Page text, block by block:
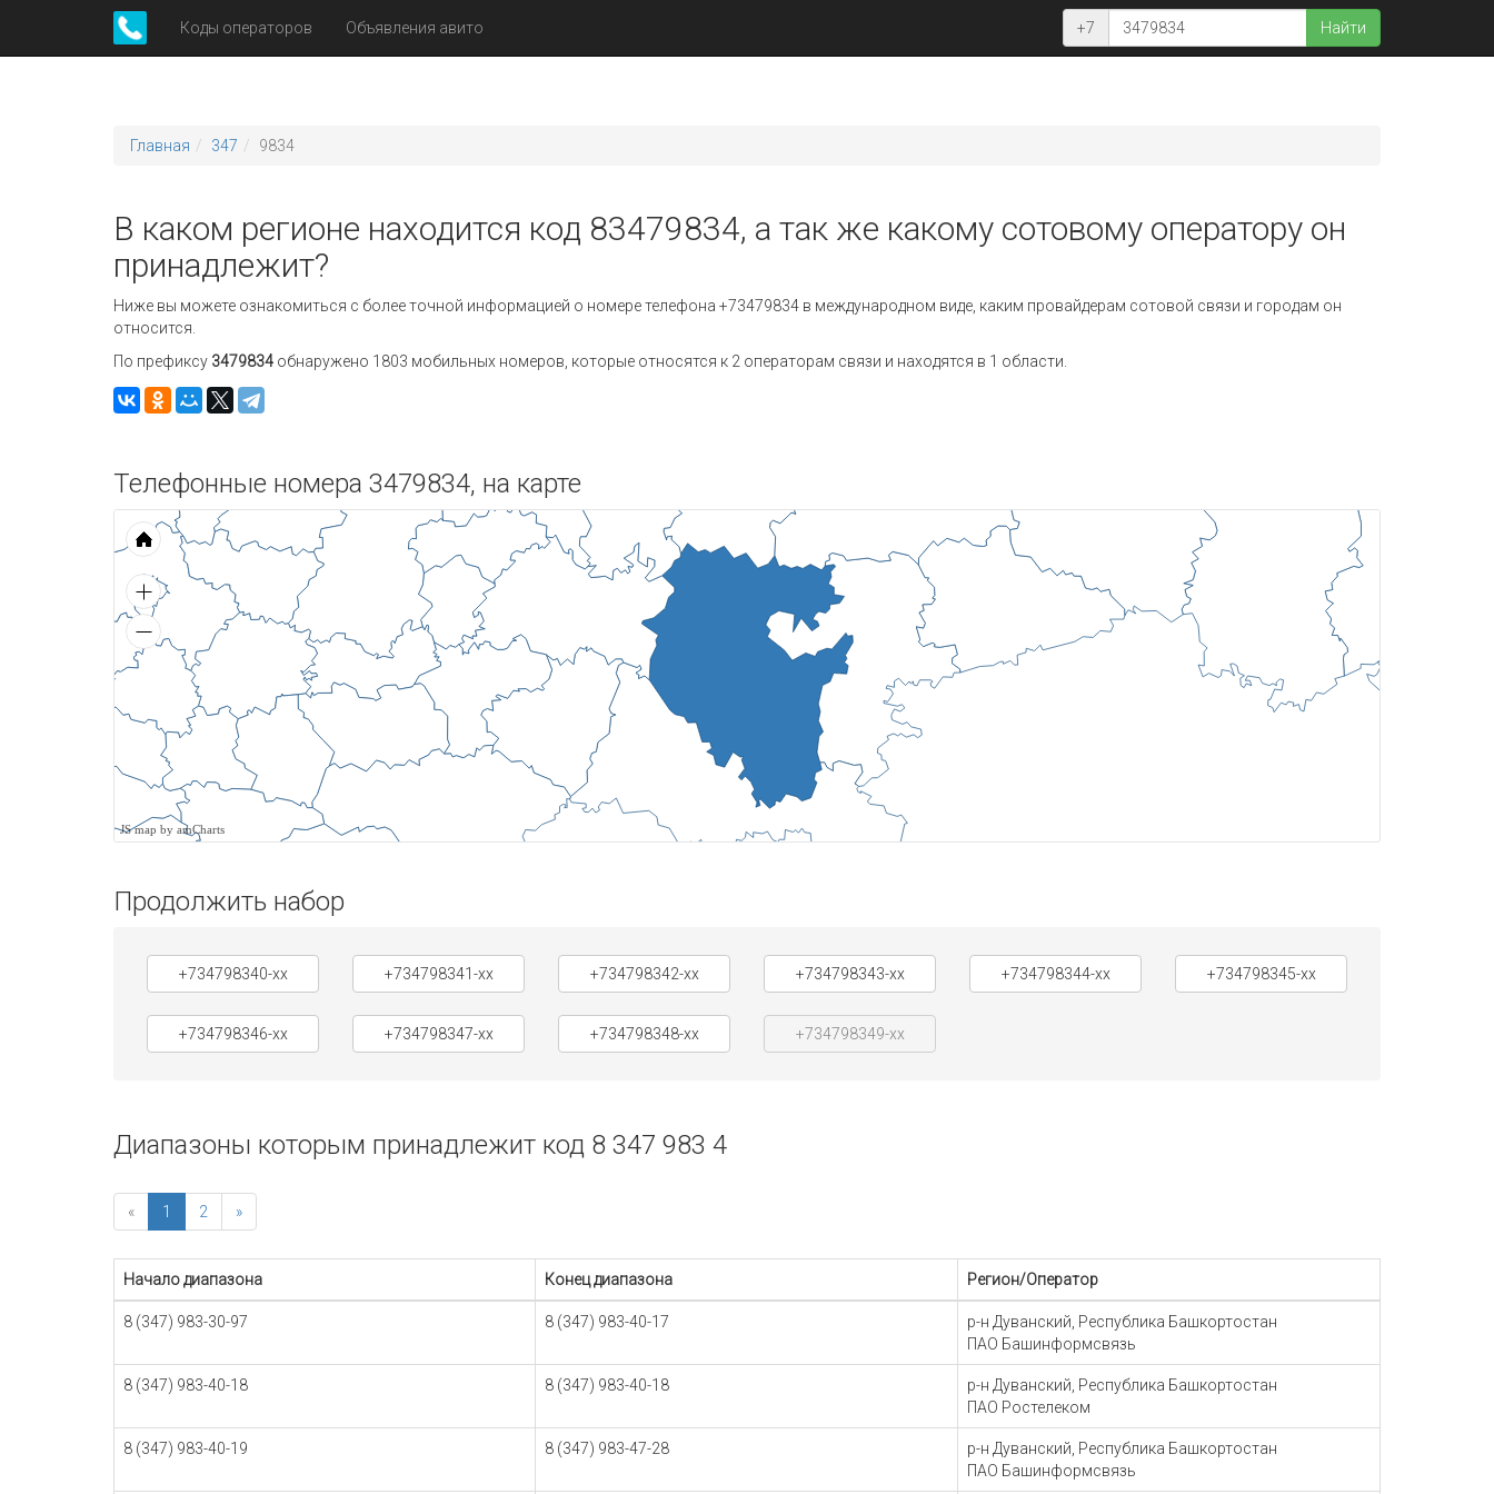
Коды операторов Объявления авито +7 Найти
Главная 347 9834
В каком регионе находится код 83479834, а так же какому сотовому оператору он
принадлежит?
Ниже вы можете ознакомиться с более точной информацией о номере телефона +73479834 в международном виде, каким провайдерам сотовой связи и городам он
относится.
По префиксу 3479834 обнаружено 1803 мобильных номеров, которые относятся к 2 операторам связи и находятся в 1 области.
Телефонные номера 3479834, на карте
JS map by amCharts
Продолжить набор
+734798340-xx +734798341-xx +734798342-xx +734798343-xx +734798344-xx +734798345-xx
+734798346-xx +734798347-xx +734798348-xx +734798349-xx
Диапазоны которым принадлежит код 8 347 983 4
« 1 2 »
Начало диапазона Конец диапазона Регион/Оператор
8 (347) 983-30-97 8 (347) 983-40-17
р-н Дуванский, Республика Башкортостан
ПАО Башинформсвязь
8 (347) 983-40-18 8 (347) 983-40-18
р-н Дуванский, Республика Башкортостан
ПАО Ростелеком
8 (347) 983-40-19 8 (347) 983-47-28
р-н Дуванский, Республика Башкортостан
ПАО Башинформсвязь